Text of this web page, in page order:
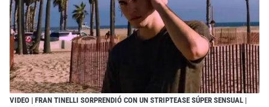
VIDEO | FRAN TINELLI SORPRENDIÓ CON UN STRIPTEASE SÚPER SENSUAL |